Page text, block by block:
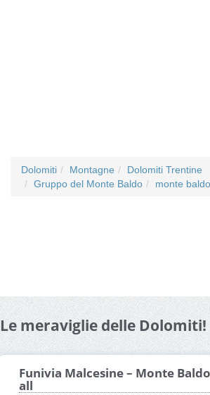
Dolomiti Montagne
Dolomiti Trentine
Gruppo del Monte Baldo
monte
Le meraviglie delle Dolomiti!
Funivia Malcesine – Monte
all